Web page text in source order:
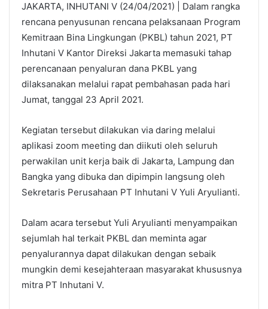
JAKARTA, INHUTANI V (24/04/2021) | Dalam rangka
rencana penyusunan rencana pelaksanaan Program
Kemitraan Bina Lingkungan (PKBL) tahun 2021, PT
Inhutani V Kantor Direksi Jakarta memasuki tahap
perencanaan penyaluran dana PKBL yang
dilaksanakan melalui rapat pembahasan pada hari
Jumat, tanggal 23 April 2021.
Kegiatan tersebut dilakukan via daring melalui
aplikasi zoom meeting dan diikuti oleh seluruh
perwakilan unit kerja baik di Jakarta, Lampung dan
Bangka yang dibuka dan dipimpin langsung oleh
Sekretaris Perusahaan PT Inhutani V Yuli Aryulianti.
Dalam acara tersebut Yuli Aryulianti menyampaikan
sejumlah hal terkait PKBL dan meminta agar
penyalurannya dapat dilakukan dengan sebaik
mungkin demi kesejahteraan masyarakat khususnya
mitra PT Inhutani V.